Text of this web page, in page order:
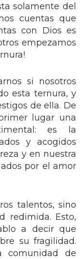
solamente del
cuentas que
con Dios es
empezamos
si nosotros
esta ternura, y
de ella. De
lugar una
es la
y acogidos
y en nuestra
por el amor
talentos, sino
redimida. Esto,
a decir que
su fragilidad.
comunidad de